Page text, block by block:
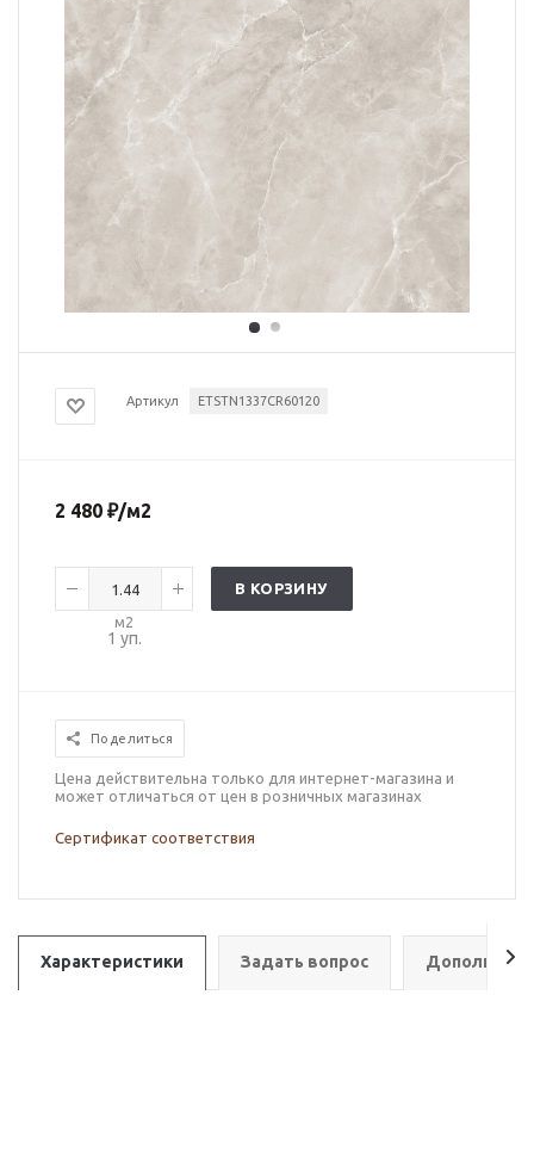
Артикул ETSTN1337CR60120
2 480 ₽/м2
м2
1 уп.
В КОРЗИНУ
Поделиться
Цена действительна только для интернет-магазина и
может отличаться от цен в розничных магазинах
Сертификат соответствия
Характеристики Задать вопрос